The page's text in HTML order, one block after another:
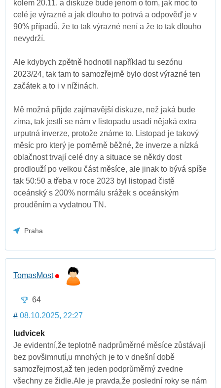
kolem 20.11. a diskuze bude jenom o tom, jak moc to
celé je výrazné a jak dlouho to potrvá a odpověď je v
90% případů, že to tak výrazné není a že to tak dlouho
nevydrží.
Ale kdybych zpětně hodnotil například tu sezónu
2023/24, tak tam to samozřejmě bylo dost výrazné ten
začátek a to i v nížinách.
Mě možná přijde zajímavější diskuze, než jaká bude
zima, tak jestli se nám v listopadu usadí nějaká extra
urputná inverze, protože známe to. Listopad je takový
měsíc pro který je poměrně běžné, že inverze a nízká
oblačnost trvají celé dny a situace se někdy dost
prodlouží po velkou část měsíce, ale jinak to bývá spíše
tak 50:50 a třeba v roce 2023 byl listopad čistě
oceánský s 200% normálu srážek s oceánským
prouděním a vydatnou TN.
Praha
TomasMost
64
# 08.10.2025, 22:27
ludvicek
Je evidentní,že teplotně nadprůměrné měsíce zůstávají
bez povšimnutí,u mnohých je to v dnešní době
samozřejmost,až ten jeden podprůměrný zvedne
všechny ze židle.Ale je pravda,že poslední roky se nám